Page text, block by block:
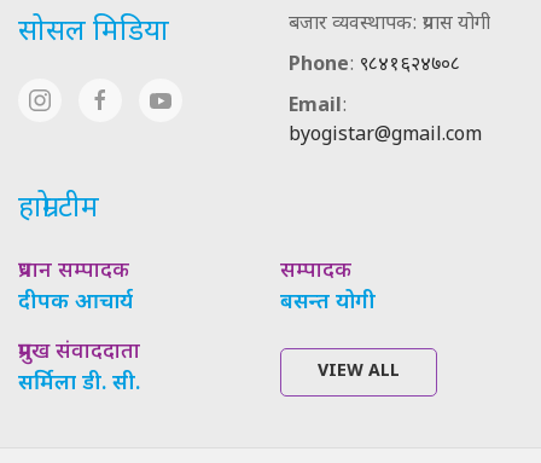
सोसल मिडिया
बजार व्यवस्थापक: प्रयास योगी
Phone: ९८४१६२४७०८
Email:
byogistar@gmail.com
हाम्रो टीम
प्रधान सम्पादक
दीपक आचार्य
सम्पादक
बसन्त योगी
प्रमुख संवाददाता
सर्मिला डी. सी.
VIEW ALL